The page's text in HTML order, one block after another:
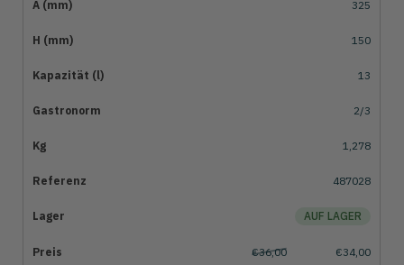
325
150
13
2/3
1,278
487028
AUF LAGER
€36,00 €34,00